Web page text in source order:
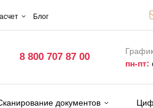
Блог
8 800 707 87 00
пн-пт:
документов